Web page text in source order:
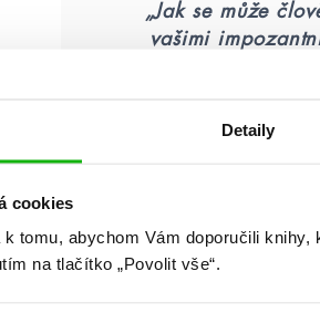
Detaily
cookies
tomu, abychom Vám doporučili knihy,
na tlačítko „Povolit vše“.
„Jak se může
vašimi
Elias se chytil za
„stojíte ve
zahradě jen ve